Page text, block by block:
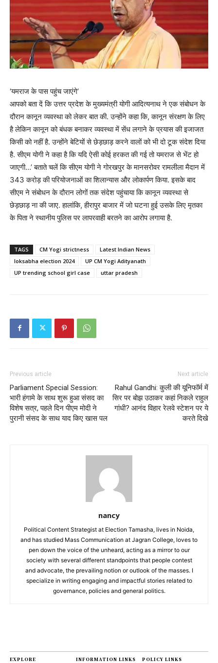
‘यमराज के पास पहुंच जाएंगे’
आपको बता दें कि उत्तर प्रदेश के मुख्यमंत्री योगी आदित्यनाथ ने एक संबोधन के
दौरान कानून व्यवस्था को लेकर बात की. उन्होंने कहा कि, कानून संरक्षण के लिए
है लेकिन कानून को बंधक बनाकर व्यवस्था में सेंध लगाने के प्रयास की इजाजत
किसी को नहीं है. उन्होंने बेटियों से छेड़छाड़ करने वालों को भी दो टूक संदेश दिया
है. सीएम योगी ने कहा है कि यदि ऐसी कोई हरकत की गई तो यमराज से भेंट हो
जाएगी…’ बताते चलें कि सीएम योगी ने गोरखपुर के मानसरोवर रामलीला मैदान में
343 करोड़ की परियोजनाओं का शिलान्यास और लोकार्पण किया. इसके बाद
सीएम ने संबोधन के दौरान लोगों तक संदेश पहुंचाया कि कानून व्यवस्था से
छेड़छाड़ ना की जाए. हालांकि, हीरापुर बाजार में जो घटना हुई उसके लिए मृतका
के पिता ने स्थानीय पुलिस पर लापरवाही बरतने का आरोप लगाया है.
TAGS CM Yogi strictness
Latest Indian News
loksabha election 2024
UP CM Yogi Adityanath
UP trending school girl case
uttar pradesh
Previous article
Parliament Special Session:
भारी हंगामे के साथ शुरू हुआ संसद का
विशेष सत्र, पहले दिन पीएम मोदी ने
पुरानी संसद के साथ याद किए खास पल
Next article
Rahul Gandhi: कुली की यूनिफॉर्म में
सिर पर बोझ उठाकर कहां निकले राहुल
गांधी? आनंद विहार रेलवे स्टेशन पर ये
करते दिखे
nancy
Political Content Strategist at Election Tamasha, lives in Noida,
and has studied Mass Communication at Jagran College, loves to
pen down the voice of the unheard, acting as a mirror to our
society with several different standpoints that people contest
and advocate, the prevailing notion or outlook of the masses. I
specialize in writing engaging and impactful stories related to
governance, policies and general politics.
EXPLORE INFORMATION LINKS POLICY LINKS